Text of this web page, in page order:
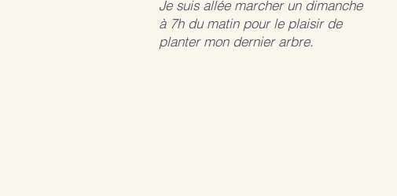
Je suis allée marcher un dimanche
à 7h du matin pour le plaisir de
planter mon dernier arbre.